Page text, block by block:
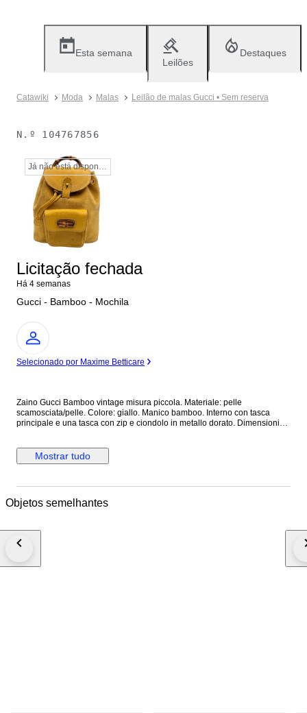
Esta semana
Leilões
Destaques
Catawiki Moda Malas Leilão de malas Gucci • Sem reserva
N.º 104767856
Já não está disponível
Licitação fechada
Há 4 semanas
Gucci - Bamboo - Mochila
Especialista
Selecionado por Maxime Betticare
Zaino Gucci Bamboo vintage misura piccola. Materiale: pelle
scamosciata/pelle. Colore: giallo. Manico bamboo. Interno con tasca
principale e una tasca con zip e ciondolo in metallo dorato. Dimensioni
per la conservazione soprattutto nelle parti in camoscio. Necessita
semplicemente di pulizia. Deformazione dei manici in pelle, leggeri segni.
Condizioni interne: buone condizioni. Leggero odore di chiuso.
limitazioni o costi di importazione e dogana sono a carico dell'acquirente.
Mostrar tudo
Objetos semelhantes